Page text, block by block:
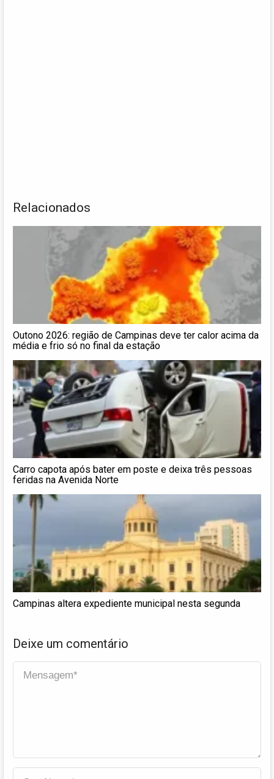
Relacionados
Outono 2026: região de Campinas deve ter calor acima da
média e frio só no final da estação
Carro capota após bater em poste e deixa três pessoas
feridas na Avenida Norte
Campinas altera expediente municipal nesta segunda
Deixe um comentário